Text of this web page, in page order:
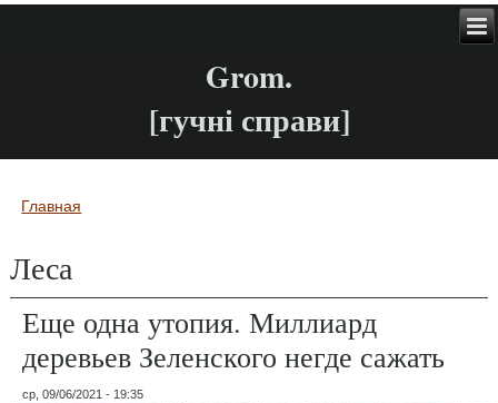
Grom.
[гучні справи]
Вы здесь
Главная
Леса
Еще одна утопия. Миллиард
деревьев Зеленского негде сажать
ср, 09/06/2021 - 19:35